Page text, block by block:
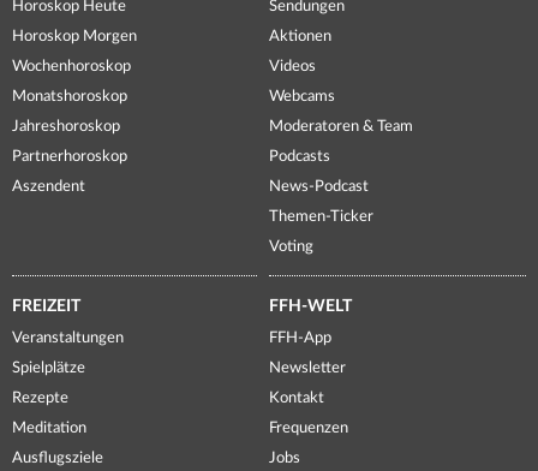
Horoskop Heute
Horoskop Morgen
Wochenhoroskop
Monatshoroskop
Jahreshoroskop
Partnerhoroskop
Aszendent
Sendungen
Aktionen
Videos
Webcams
Moderatoren & Team
Podcasts
News-Podcast
Themen-Ticker
Voting
FREIZEIT
Veranstaltungen
Spielplätze
Rezepte
Meditation
Ausflugsziele
FFH-WELT
FFH-App
Newsletter
Kontakt
Frequenzen
Jobs